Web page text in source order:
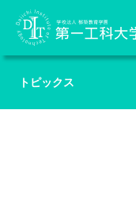
トピックス